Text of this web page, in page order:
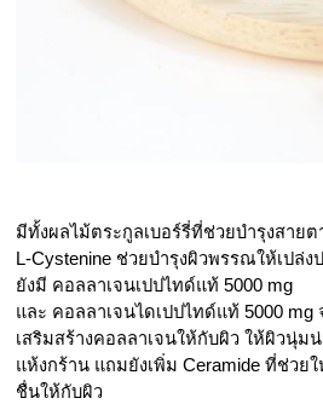
มีทั้งผลไม้ตระกูลเบอร์รี่ที่ช่วยบำรุงสายต
L-Cystenine ช่วยบำรุงผิวพรรณให้เปล่ง
ยังมี คอลลาเจนเปปไทด์แท้ 5000 mg
และ คอลลาเจนไดเปปไทด์แท้ 5000
เสริมสร้างคอลลาเจนให้กับผิว ให้ผิวนุ่
แห้งกร้าน แถมยังเพิ่ม Ceramide ที่ช่วย
ชื่นให้กับผิว